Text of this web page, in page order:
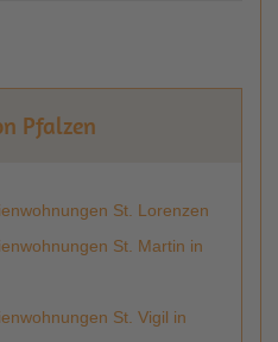
Pfalzen
St. Lorenzen
St. Martin in
St. Vigil in